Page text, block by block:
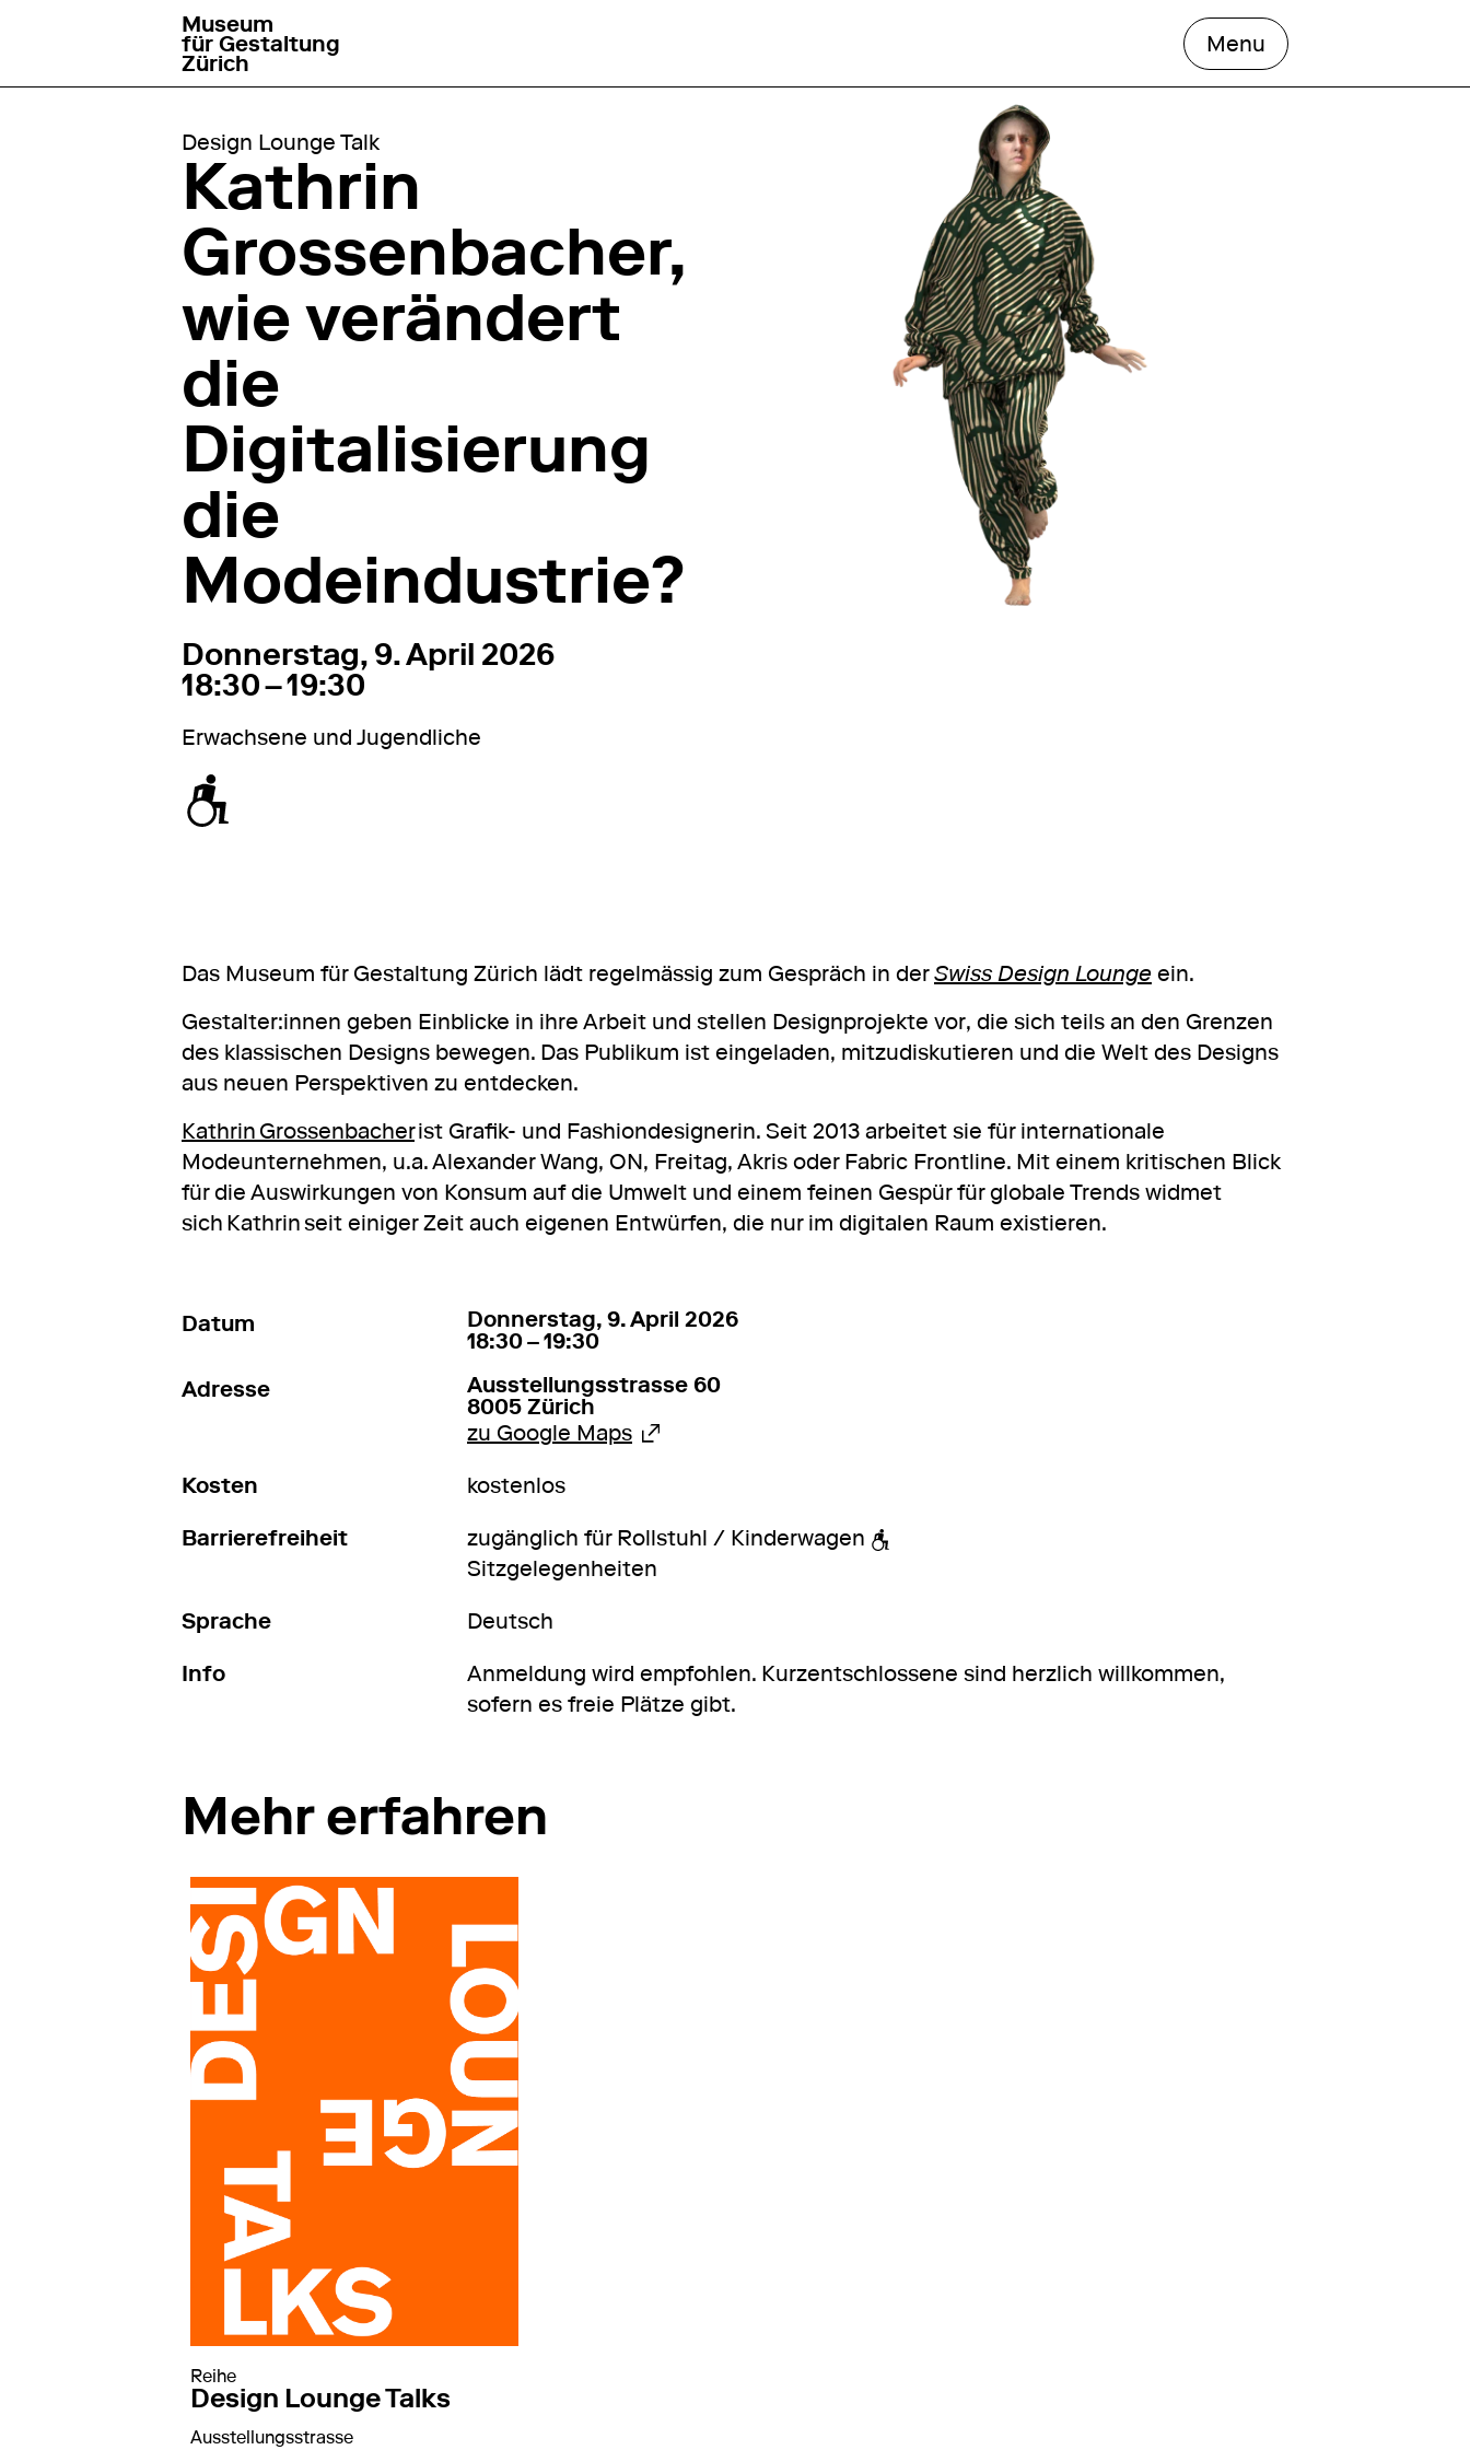
go to homepage
Museum
für Gestaltung
Zürich
Menu open the main
Design Lounge Talk
Kathrin
Grossenbacher,
wie verändert
die
Digitalisierung
die
Modeindustrie?
9. April 202618:30 – 19:30
Donnerstag, 9. April 2026
18:30 – 19:30
Erwachsene und Jugendliche
Das Museum für Gestaltung Zürich lädt regelmässig zum Gespräch in derSwiss Design Lounge ein.
Gestalter:innen geben Einblicke in ihre Arbeit und stellen Designprojekte vor, die sich teils an den Grenzen
des klassischen Designs bewegen. Das Publikum ist eingeladen, mitzudiskutieren und die Welt des Designs
aus neuen Perspektiven zu entdecken.
Kathrin Grossenbacherist Grafik- und Fashiondesignerin. Seit 2013 arbeitet sie für internationale
Modeunternehmen, u.a. Alexander Wang, ON, Freitag, Akris oder Fabric Frontline. Mit einem kritischen Blick
für die Auswirkungen von Konsum auf die Umwelt und einem feinen Gespür für globale Trends widmet
sich Kathrin seit einiger Zeit auch eigenen Entwürfen, die nur im digitalen Raum existieren.
Datum 9. April 202618:30 – 19:30
Donnerstag, 9. April 2026
18:30 – 19:30
Adresse
Ausstellungsstrasse 60
8005 Zürich
zu Google MapsExterner Link
Kosten
kostenlos
Barrierefreiheit
zugänglich für Rollstuhl / Kinderwagen
Sitzgelegenheiten
Sprache
Deutsch
Info
Anmeldung wird empfohlen. Kurzentschlossene sind herzlich willkommen,
sofern es freie Plätze gibt.
Mehr erfahren
Reihe
Design Lounge Talks
Ausstellungsstrasse